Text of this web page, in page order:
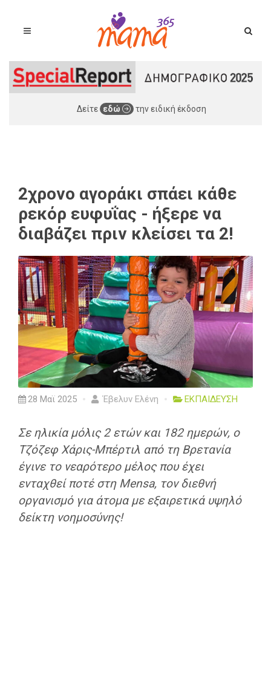
Δείτε εδώ την ειδική έκδοση
2χρονο αγοράκι σπάει κάθε
ρεκόρ ευφυΐας - ήξερε να
διαβάζει πριν κλείσει τα 2!
28 Μαϊ 2025 Έβελυν Ελένη ΕΚΠΑΙΔΕΥΣΗ
Σε ηλικία μόλις 2 ετών και 182 ημερών, ο
Τζόζεφ Χάρις-Μπέρτιλ από τη Βρετανία
έγινε το νεαρότερο μέλος που έχει
ενταχθεί ποτέ στη Mensa, τον διεθνή
οργανισμό για άτομα με εξαιρετικά υψηλό
δείκτη νοημοσύνης!